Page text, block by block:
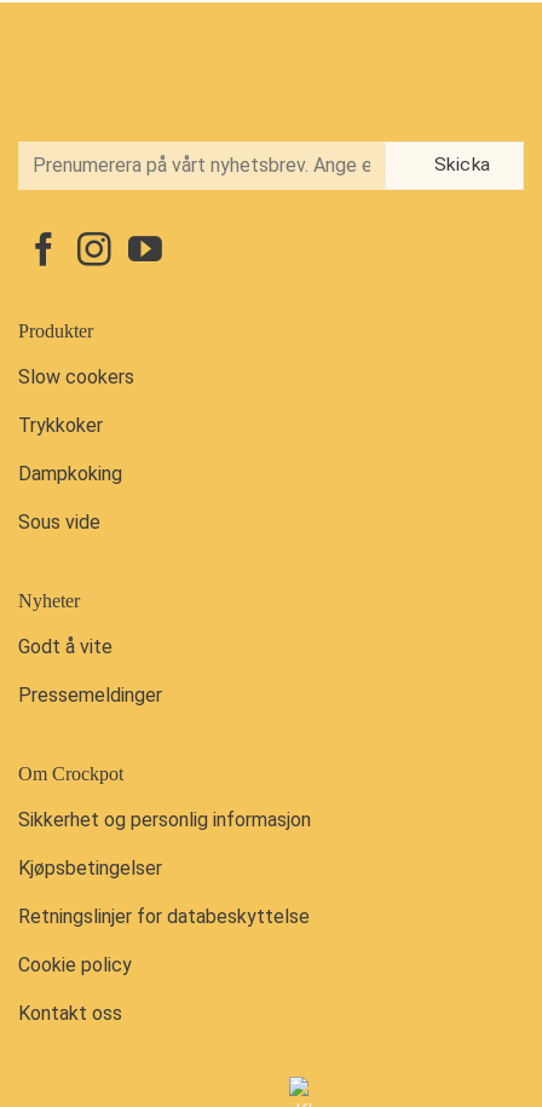
Produkter
Slow cookers
Trykkoker
Dampkoking
Sous vide
Nyheter
Godt å vite
Pressemeldinger
Om Crockpot
Sikkerhet og personlig informasjon
Kjøpsbetingelser
Retningslinjer for databeskyttelse
Cookie policy
Kontakt oss